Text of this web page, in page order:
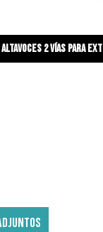
altavoces 2 vías para